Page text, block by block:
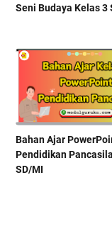
Seni Budaya Kelas 3
Bahan Ajar
Pendidikan
SD/MI